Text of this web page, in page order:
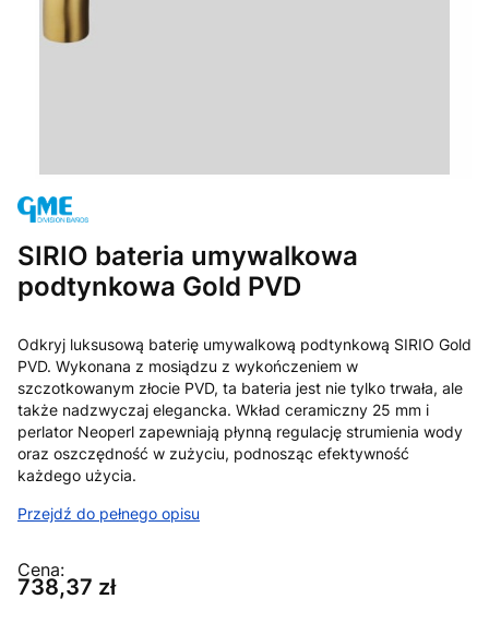
SIRIO bateria umywalkowa
podtynkowa Gold PVD
Odkryj luksusową baterię umywalkową podtynkową SIRIO Gold
PVD. Wykonana z mosiądzu z wykończeniem w
szczotkowanym złocie PVD, ta bateria jest nie tylko trwała, ale
także nadzwyczaj elegancka. Wkład ceramiczny 25 mm i
perlator Neoperl zapewniają płynną regulację strumienia wody
oraz oszczędność w zużyciu, podnosząc efektywność
każdego użycia.
Przejdź do pełnego opisu
Cena:
Cena
738,37 zł